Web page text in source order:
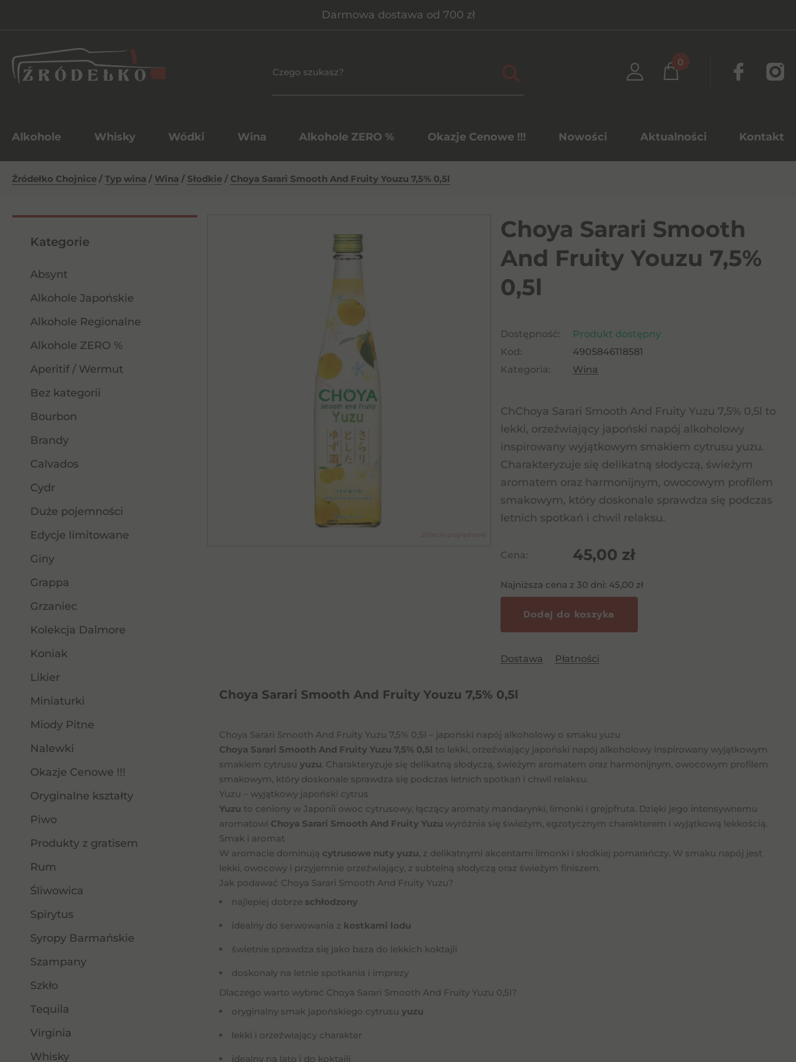
Darmowa dostawa od 700 zł
0
Alkohole Whisky Wódki Wina Alkohole ZERO % Okazje Cenowe !!! Nowości Aktualności Kontakt
Źródełko Chojnice / Typ wina / Wina / Słodkie / Choya Sarari Smooth And Fruity Youzu 7,5% 0,5l
Kategorie
Absynt
Alkohole Japońskie
Alkohole Regionalne
Alkohole ZERO %
Aperitif / Wermut
Bez kategorii
Bourbon
Brandy
Calvados
Cydr
Duże pojemności
Edycje limitowane
Giny
Grappa
Grzaniec
Kolekcja Dalmore
Koniak
Likier
Miniaturki
Miody Pitne
Nalewki
Okazje Cenowe !!!
Oryginalne kształty
Piwo
Produkty z gratisem
Rum
Śliwowica
Spirytus
Syropy Barmańskie
Szampany
Szkło
Tequila
Virginia
Whisky
Choya Sarari Smooth
And Fruity Youzu 7,5%
0,5l
Dostępność:
Produkt dostępny
Kod:
4905846118581
Kategoria:
Wina
ChChoya Sarari Smooth And Fruity Yuzu 7,5% 0,5l to
lekki, orzeźwiający japoński napój alkoholowy
inspirowany wyjątkowym smakiem cytrusu yuzu.
Charakteryzuje się delikatną słodyczą, świeżym
aromatem oraz harmonijnym, owocowym profilem
smakowym, który doskonale sprawdza się podczas
letnich spotkań i chwil relaksu.
Cena: 45,00 zł
Najniższa cena z 30 dni: 45,00 zł
Dodaj do koszyka
Dostawa Płatności
Choya Sarari Smooth And Fruity Youzu 7,5% 0,5l
Choya Sarari Smooth And Fruity Yuzu 7,5% 0,5l – japoński napój alkoholowy o smaku yuzu
Choya Sarari Smooth And Fruity Yuzu 7,5% 0,5l to lekki, orzeźwiający japoński napój alkoholowy inspirowany wyjątkowym
smakiem cytrusu yuzu. Charakteryzuje się delikatną słodyczą, świeżym aromatem oraz harmonijnym, owocowym profilem
smakowym, który doskonale sprawdza się podczas letnich spotkań i chwil relaksu.
Yuzu – wyjątkowy japoński cytrus
Yuzu to ceniony w Japonii owoc cytrusowy, łączący aromaty mandarynki, limonki i grejpfruta. Dzięki jego intensywnemu
aromatowi Choya Sarari Smooth And Fruity Yuzu wyróżnia się świeżym, egzotycznym charakterem i wyjątkową lekkością.
Smak i aromat
W aromacie dominują cytrusowe nuty yuzu, z delikatnymi akcentami limonki i słodkiej pomarańczy. W smaku napój jest
lekki, owocowy i przyjemnie orzeźwiający, z subtelną słodyczą oraz świeżym finiszem.
Jak podawać Choya Sarari Smooth And Fruity Yuzu?
najlepiej dobrze schłodzony
idealny do serwowania z kostkami lodu
świetnie sprawdza się jako baza do lekkich koktajli
doskonały na letnie spotkania i imprezy
Dlaczego warto wybrać Choya Sarari Smooth And Fruity Yuzu 0,5l?
oryginalny smak japońskiego cytrusu yuzu
lekki i orzeźwiający charakter
idealny na lato i do koktajli